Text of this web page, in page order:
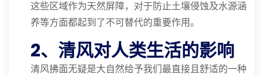
这些区域作为天然屏障，对于防止土壤侵蚀及水源涵
养等方面都起到了不可替代的重要作用。
2、清风对人类生活的影响
清风拂面无疑是大自然给予我们最直接且舒适的一种